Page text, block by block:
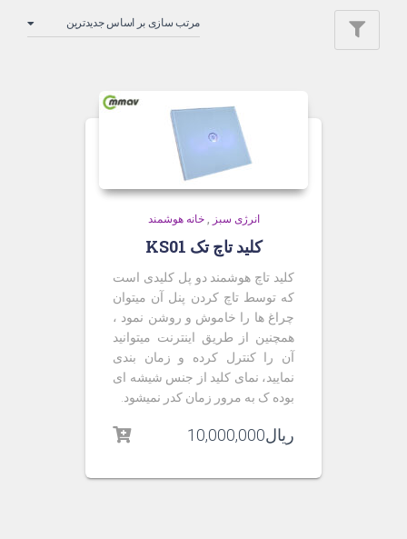
انرژی سبز ,خانه هوشمند
کلید تاچ تک KS01
کلید تاچ هوشمند دو پل کلیدی است
که توسط تاچ کردن پنل آن میتوان
چراغ ها را خاموش و روشن نمود ،
همچنین از طریق اینترنت میتوانید
آن را کنترل کرده و زمان بندی
نمایید، نمای کلید از جنس شیشه ای
بوده ک به مرور زمان کدر نمیشود.
ریال10,000,000